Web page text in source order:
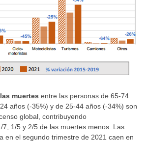
muertes entre las personas de 65-74
años (-35%) y de 25-44 años (-34%) son
global, contribuyendo
7, 1/5 y 2/5 de las muertes menos. Las
en el segundo trimestre de 2021 caen en